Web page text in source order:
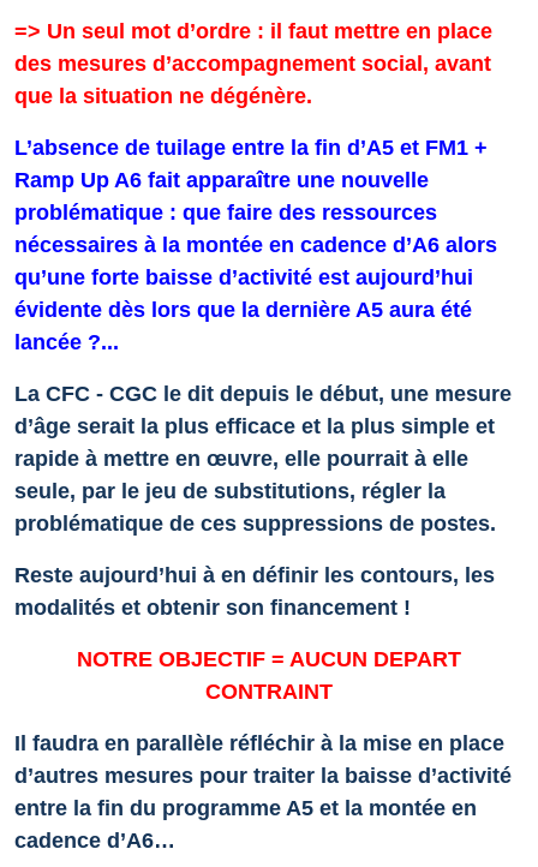
=> Un seul mot d’ordre : il faut mettre en place
des mesures d’accompagnement social, avant
que la situation ne dégénère.
L’absence de tuilage entre la fin d’A5 et FM1 +
Ramp Up A6 fait apparaître une nouvelle
problématique : que faire des ressources
nécessaires à la montée en cadence d’A6 alors
qu’une forte baisse d’activité est aujourd’hui
évidente dès lors que la dernière A5 aura été
lancée ?...
La CFC - CGC le dit depuis le début, une mesure
d’âge serait la plus efficace et la plus simple et
rapide à mettre en œuvre, elle pourrait à elle
seule, par le jeu de substitutions, régler la
problématique de ces suppressions de postes.
Reste aujourd’hui à en définir les contours, les
modalités et obtenir son financement !
NOTRE OBJECTIF = AUCUN DEPART
CONTRAINT
Il faudra en parallèle réfléchir à la mise en place
d’autres mesures pour traiter la baisse d’activité
entre la fin du programme A5 et la montée en
cadence d’A6…